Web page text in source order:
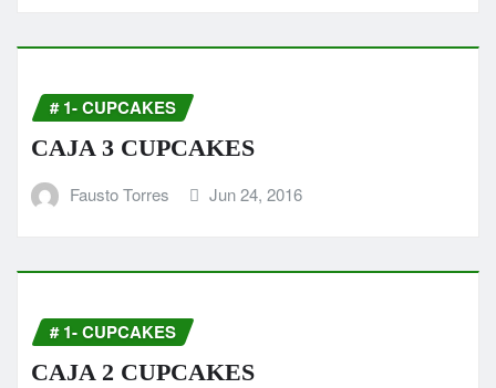
# 1- CUPCAKES
CAJA 3 CUPCAKES
Fausto Torres Jun 24, 2016
# 1- CUPCAKES
CAJA 2 CUPCAKES